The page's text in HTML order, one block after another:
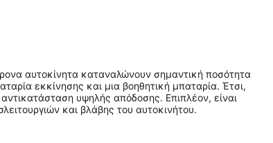
αυτοκίνητα καταναλώνουν σημαντική ποσότητα
εκκίνησης και μια βοηθητική μπαταρία. Έτσι,
αντικατάσταση υψηλής απόδοσης. Επιπλέον, είναι
και βλάβης του αυτοκινήτου.